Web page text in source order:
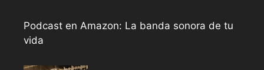
Podcast en Amazon: La banda sonora de tu
vida